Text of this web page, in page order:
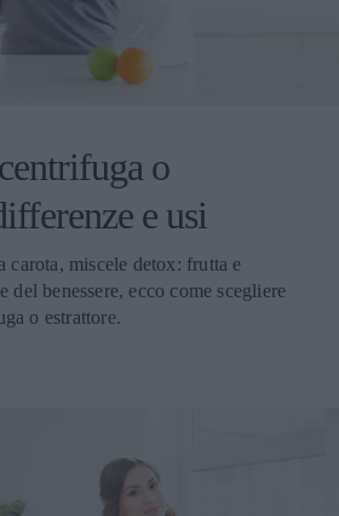
o
e usi
carota, miscele detox: frutta e
del benessere, ecco come scegliere
o estrattore.